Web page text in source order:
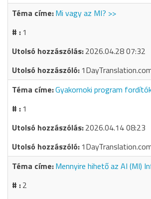
Mi vagy az MI? >>
1
2026.04.28 07:32
Gyakornoki program
1
2026.04.14 08:23
Mennyire hihető az AI (MI)
2